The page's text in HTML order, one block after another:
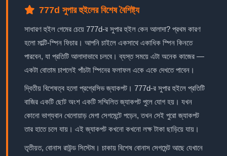
777d সুপার হুইলের বিশেষ বৈশিষ্ট্য
সাধারণ হুইল গেমের চেয়ে 777d-র সুপার হুইল কেন আলাদা? প্রথম কারণ
হলো মাল্টি-স্পিন ফিচার। আপনি চাইলে একসাথে একাধিক স্পিন কিনতে
পারবেন, যা প্রতিটি আলাদাভাবে চলবে। ব্যস্ত সময়ে এটা অনেক কাজের —
একটা বোতাম চাপলেই পাঁচটা স্পিনের ফলাফল একে একে দেখতে পাবেন।
দ্বিতীয় বিশেষত্ব হলো প্রগ্রেসিভ জ্যাকপট। 777d-র সুপার হুইলে প্রতিটি
বাজির একটি ছোট অংশ একটি সম্মিলিত জ্যাকপট পুলে যোগ হয়। যখন
কোনো ভাগ্যবান খেলোয়াড় মেগা সেগমেন্টে পড়েন, তখন সেই পুরো জ্যাকপট
তার হাতে চলে যায়। এই জ্যাকপট কখনো কখনো লক্ষ টাকা ছাড়িয়ে যায়।
তৃতীয়ত, বোনাস রাউন্ড সিস্টেম। চাকায় বিশেষ বোনাস সেগমেন্ট আছে যেখানে